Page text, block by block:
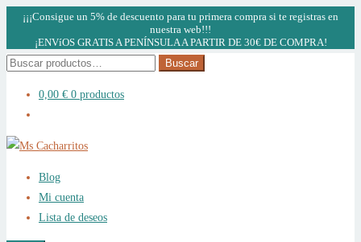
¡¡¡Consigue un 5% de descuento para tu primera compra si te registras en
nuestra web!!!
¡ENVíOS GRATIS A PENÍNSULA A PARTIR DE 30€ DE COMPRA!
Buscar
Buscar
0,00 € 0 productos
Ir
navegación
Ir
contenido
Blog
Mi cuenta
Lista de deseos